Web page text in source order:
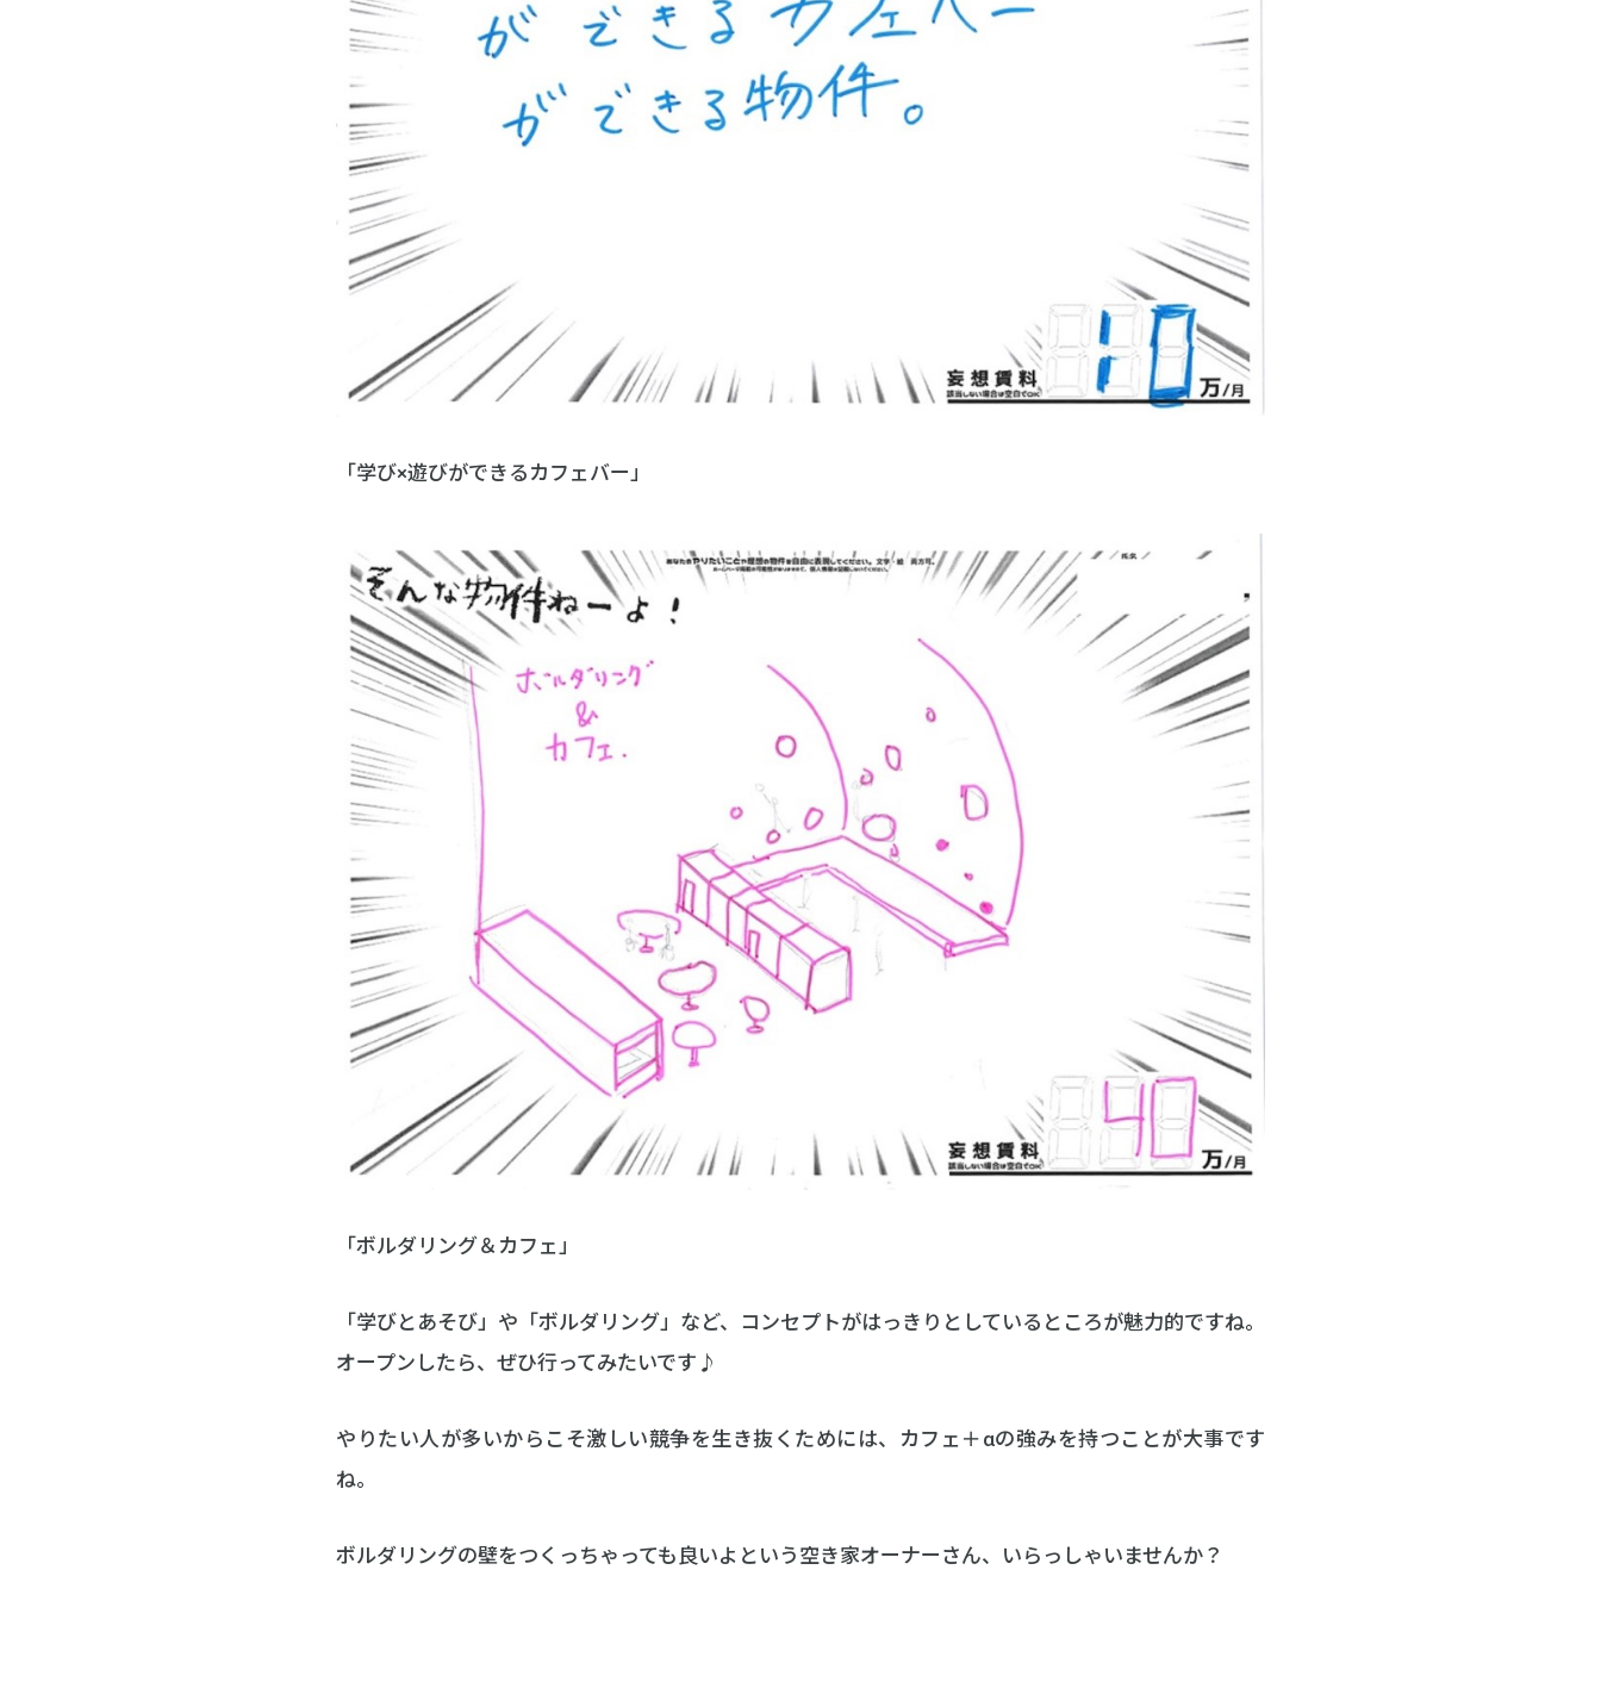
「学び×遊びができるカフェバー」
「ボルダリング＆カフェ」
「学びとあそび」や「ボルダリング」など、コンセプトがはっきりとしているところが魅力的ですね。
オープンしたら、ぜひ行ってみたいです♪
やりたい人が多いからこそ激しい競争を生き抜くためには、カフェ＋αの強みを持つことが大事です
ね。
ボルダリングの壁をつくっちゃっても良いよという空き家オーナーさん、いらっしゃいませんか？